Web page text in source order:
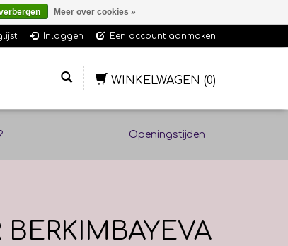
Inloggen Een account aanmaken
WINKELWAGEN (0)
Openingstijden
Meer over cookies »